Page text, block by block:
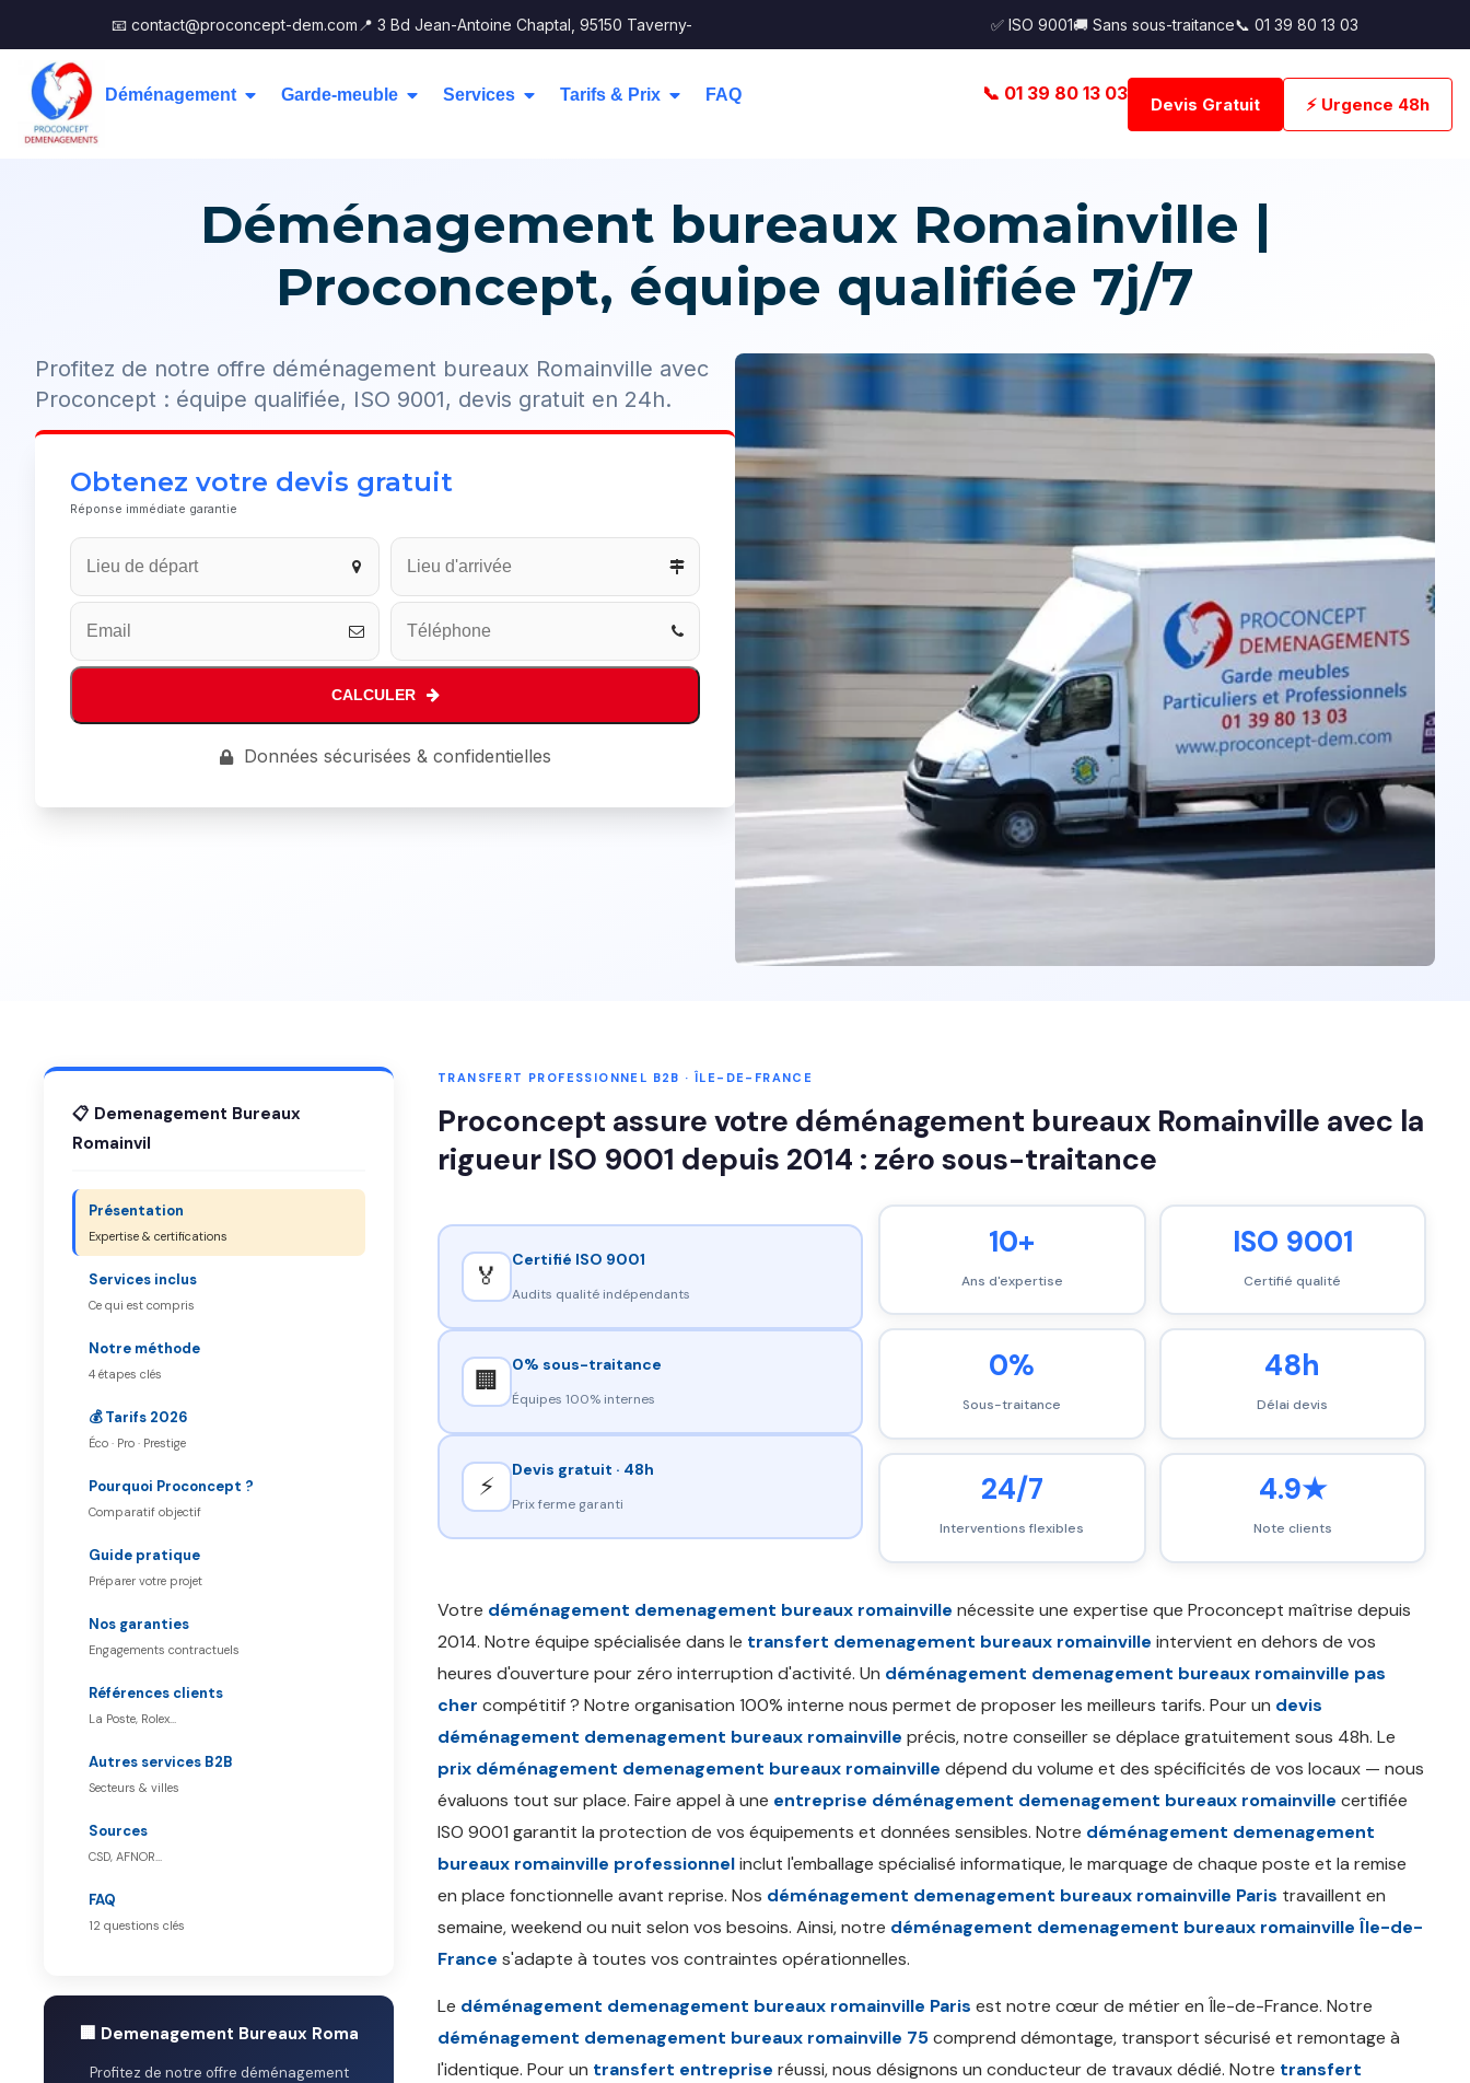
📧 contact@proconcept-dem.com 📍 3 Bd Jean-Antoine Chaptal, 95150 Taverny- ✅ ISO 9001🚚 Sans sous-traitance📞 01 39 80 13 03
Déménagement Garde-meuble Services Tarifs & Prix FAQ 📞 01 39 80 13 03
Devis Gratuit ⚡ Urgence 48h
Déménagement bureaux Romainville |
Proconcept, équipe qualifiée 7j/7
Profitez de notre offre déménagement bureaux Romainville avec
Proconcept : équipe qualifiée, ISO 9001, devis gratuit en 24h.
Obtenez votre devis gratuit
Réponse immédiate garantie
CALCULER
Données sécurisées & confidentielles
📋 Demenagement Bureaux
Romainvil
Présentation
Expertise & certifications
Services inclus
Ce qui est compris
Notre méthode
4 étapes clés
💰 Tarifs 2026
Éco · Pro · Prestige
Pourquoi Proconcept ?
Comparatif objectif
Guide pratique
Préparer votre projet
Nos garanties
Engagements contractuels
Références clients
La Poste, Rolex…
Autres services B2B
Secteurs & villes
Sources
CSD, AFNOR…
FAQ
12 questions clés
🏢 Demenagement Bureaux Roma
Profitez de notre offre déménagement
TRANSFERT PROFESSIONNEL B2B · ÎLE-DE-FRANCE
Proconcept assure votre déménagement bureaux Romainville avec la
rigueur ISO 9001 depuis 2014 : zéro sous-traitance
🏅
Certifié ISO 9001
Audits qualité indépendants
🏢
0% sous-traitance
Équipes 100% internes
⚡
Devis gratuit · 48h
Prix ferme garanti
10+
Ans d'expertise
ISO 9001
Certifié qualité
0%
Sous-traitance
48h
Délai devis
24/7
Interventions flexibles
4.9★
Note clients
Votre déménagement demenagement bureaux romainville nécessite une expertise que Proconcept maîtrise depuis
2014. Notre équipe spécialisée dans le transfert demenagement bureaux romainville intervient en dehors de vos
heures d'ouverture pour zéro interruption d'activité. Un déménagement demenagement bureaux romainville pas
cher compétitif ? Notre organisation 100% interne nous permet de proposer les meilleurs tarifs. Pour un devis
déménagement demenagement bureaux romainville précis, notre conseiller se déplace gratuitement sous 48h. Le
prix déménagement demenagement bureaux romainville dépend du volume et des spécificités de vos locaux — nous
évaluons tout sur place. Faire appel à une entreprise déménagement demenagement bureaux romainville certifiée
ISO 9001 garantit la protection de vos équipements et données sensibles. Notre déménagement demenagement
bureaux romainville professionnelinclut l'emballage spécialisé informatique, le marquage de chaque poste et la remise
en place fonctionnelle avant reprise. Nos déménagement demenagement bureaux romainville Paris travaillent en
semaine, weekend ou nuit selon vos besoins. Ainsi, notre déménagement demenagement bureaux romainville Île-de-
France s'adapte à toutes vos contraintes opérationnelles.
Le déménagement demenagement bureaux romainville Paris est notre cœur de métier en Île-de-France. Notre
déménagement demenagement bureaux romainville 75comprend démontage, transport sécurisé et remontage à
l'identique. Pour un transfert entreprise réussi, nous désignons un conducteur de travaux dédié. Notre transfert